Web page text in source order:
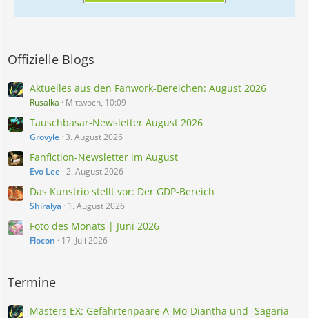
Offizielle Blogs
Aktuelles aus den Fanwork-Bereichen: August 2026
Rusalka Mittwoch, 10:09
Tauschbasar-Newsletter August 2026
Grovyle 3. August 2026
Fanfiction-Newsletter im August
Evo Lee 2. August 2026
Das Kunstrio stellt vor: Der GDP-Bereich
Shiralya 1. August 2026
Foto des Monats | Juni 2026
Flocon 17. Juli 2026
Termine
Masters EX: Gefährtenpaare A-Mo-Diantha und -Sagaria